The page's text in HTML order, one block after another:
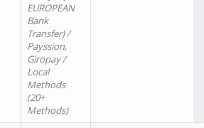
EUROPEAN
Bank
Transfer) /
Payssion,
Giropay /
Local
Methods
(20+
Methods)